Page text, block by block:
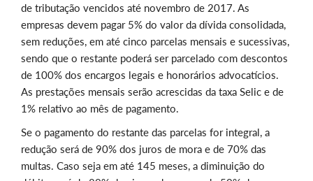
de tributação vencidos até novembro de 2017. As
empresas devem pagar 5% do valor da dívida consolidada,
sem reduções, em até cinco parcelas mensais e sucessivas,
sendo que o restante poderá ser parcelado com descontos
de 100% dos encargos legais e honorários advocatícios.
As prestações mensais serão acrescidas da taxa Selic e de
1% relativo ao mês de pagamento.
Se o pagamento do restante das parcelas for integral, a
redução será de 90% dos juros de mora e de 70% das
multas. Caso seja em até 145 meses, a diminuição do